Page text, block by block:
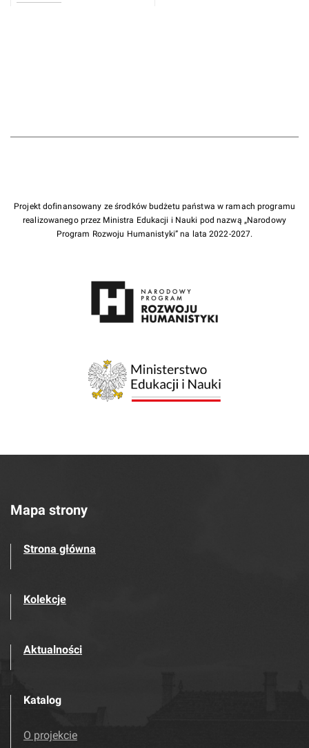
Projekt dofinansowany ze środków budżetu państwa w ramach programu
realizowanego przez Ministra Edukacji i Nauki pod nazwą „Narodowy
Program Rozwoju Humanistyki” na lata 2022-2027.
Mapa strony
Strona główna
Kolekcje
Aktualności
Katalog
O projekcie